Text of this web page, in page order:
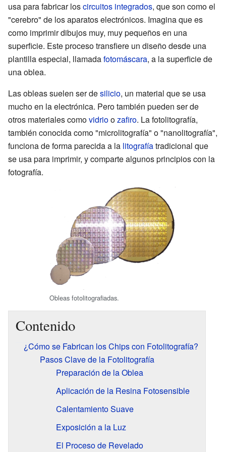
usa para fabricar loscircuitos integrados, que son como el
"cerebro" de los aparatos electrónicos. Imagina que es
como imprimir dibujos muy, muy pequeños en una
superficie. Este proceso transfiere un diseño desde una
plantilla especial, llamadafotomáscara, a la superficie de
una oblea.
Las obleas suelen ser desilicio, un material que se usa
mucho en la electrónica. Pero también pueden ser de
otros materiales comovidrioozafiro. La fotolitografía,
también conocida como "microlitografía" o "nanolitografía",
funciona de forma parecida a la litografíatradicional que
se usa para imprimir, y comparte algunos principios con la
fotografía.
Obleas fotolitografiadas.
Contenido
¿Cómo se Fabrican los Chips con Fotolitografía?
Pasos Clave de la Fotolitografía
Preparación de la Oblea
Aplicación de la Resina Fotosensible
Calentamiento Suave
Exposición a la Luz
El Proceso de Revelado